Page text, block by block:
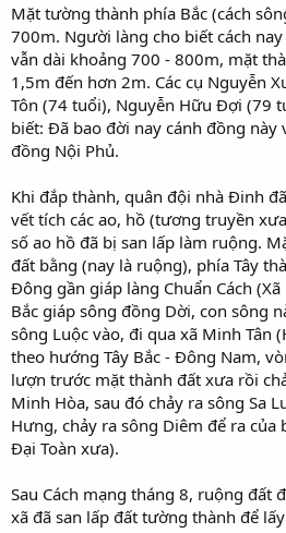
Mặt tường thành phía Bắc (cách
700m. Người làng cho biết cách
vẫn dài khoảng 700 - 800m, mặt
1,5m đến hơn 2m. Các cụ Nguyễn
Tôn (74 tuổi), Nguyễn Hữu Đợi (79
biết: Đã bao đời nay cánh đồng này
đồng Nội Phủ.
Khi đắp thành, quân đội nhà Đinh
vết tích các ao, hồ (tương truyền
số ao hồ đã bị san lấp làm ruộng.
đất bằng (nay là ruộng), phía Tây
Đông gần giáp làng Chuẩn Cách
Bắc giáp sông đồng Dời, con sông
sông Luộc vào, đi qua xã Minh Tân
theo hướng Tây Bắc - Đông Nam,
lượn trước mặt thành đất xưa rồi
Minh Hòa, sau đó chảy ra sông Sa
Hưng, chảy ra sông Diêm để ra
Đại Toàn xưa).
Sau Cách mạng tháng 8, ruộng đất
xã đã san lấp đất tường thành để